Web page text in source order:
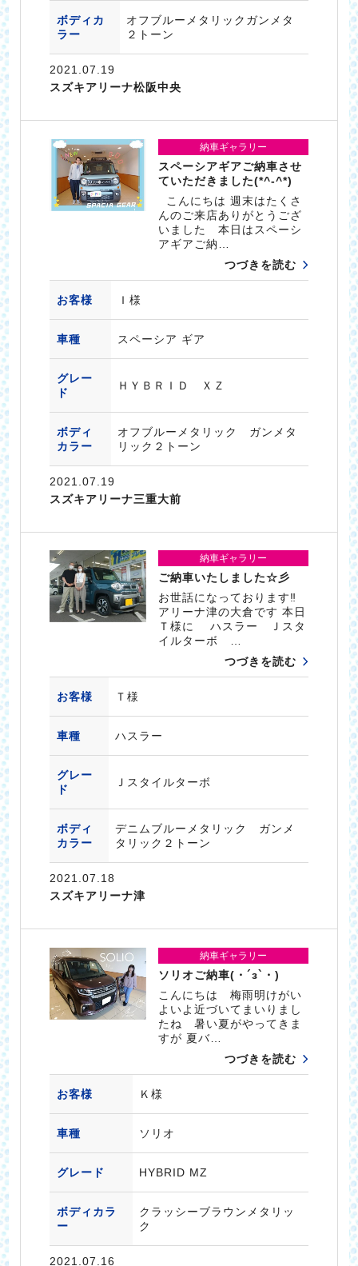
ボディカ
ラー
オフブルーメタリックガンメタ
２トーン
2021.07.19
スズキアリーナ松阪中央
納車ギャラリー
スペーシアギアご納車させ
ていただきました(*^-^*)
こんにちは 週末はたくさ
んのご来店ありがとうござ
いました 本日はスペーシ
アギアご納…
つづきを読む
お客様 Ｉ様
車種 スペーシア ギア
グレー
ド
ＨＹＢＲＩＤ ＸＺ
ボディ
カラー
オフブルーメタリック ガンメタ
リック２トーン
2021.07.19
スズキアリーナ三重大前
納車ギャラリー
ご納車いたしました☆彡
お世話になっております‼
アリーナ津の大倉です 本日
Ｔ様に ハスラー Ｊスタ
イルターボ …
つづきを読む
お客様 Ｔ様
車種 ハスラー
グレー
ド
Ｊスタイルターボ
ボディ
カラー
デニムブルーメタリック ガンメ
タリック２トーン
2021.07.18
スズキアリーナ津
納車ギャラリー
ソリオご納車(・´з`・)
こんにちは 梅雨明けがい
よいよ近づいてまいりまし
たね 暑い夏がやってきま
すが 夏バ…
つづきを読む
お客様 Ｋ様
車種 ソリオ
グレード HYBRID MZ
ボディカラ
ー
クラッシーブラウンメタリッ
ク
2021.07.16